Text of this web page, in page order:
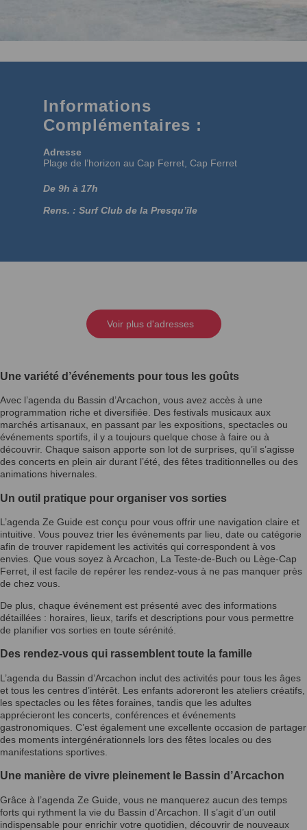
Informations
Complémentaires :
Adresse
Plage de l’horizon au Cap Ferret, Cap Ferret
De 9h à 17h
Rens. : Surf Club de la Presqu’île
Voir plus d'adresses
Une variété d’événements pour tous les goûts
Avec l’agenda du Bassin d’Arcachon, vous avez accès à une
programmation riche et diversifiée. Des festivals musicaux aux
marchés artisanaux, en passant par les expositions, spectacles ou
événements sportifs, il y a toujours quelque chose à faire ou à
découvrir. Chaque saison apporte son lot de surprises, qu’il s’agisse
des concerts en plein air durant l’été, des fêtes traditionnelles ou des
animations hivernales.
Un outil pratique pour organiser vos sorties
L’agenda Ze Guide est conçu pour vous offrir une navigation claire et
intuitive. Vous pouvez trier les événements par lieu, date ou catégorie
afin de trouver rapidement les activités qui correspondent à vos
envies. Que vous soyez à Arcachon, La Teste-de-Buch ou Lège-Cap
Ferret, il est facile de repérer les rendez-vous à ne pas manquer près
de chez vous.
De plus, chaque événement est présenté avec des informations
détaillées : horaires, lieux, tarifs et descriptions pour vous permettre
de planifier vos sorties en toute sérénité.
Des rendez-vous qui rassemblent toute la famille
L’agenda du Bassin d’Arcachon inclut des activités pour tous les âges
et tous les centres d’intérêt. Les enfants adoreront les ateliers créatifs,
les spectacles ou les fêtes foraines, tandis que les adultes
apprécieront les concerts, conférences et événements
gastronomiques. C’est également une excellente occasion de partager
des moments intergénérationnels lors des fêtes locales ou des
manifestations sportives.
Une manière de vivre pleinement le Bassin d’Arcachon
Grâce à l’agenda Ze Guide, vous ne manquerez aucun des temps
forts qui rythment la vie du Bassin d’Arcachon. Il s’agit d’un outil
indispensable pour enrichir votre quotidien, découvrir de nouveaux